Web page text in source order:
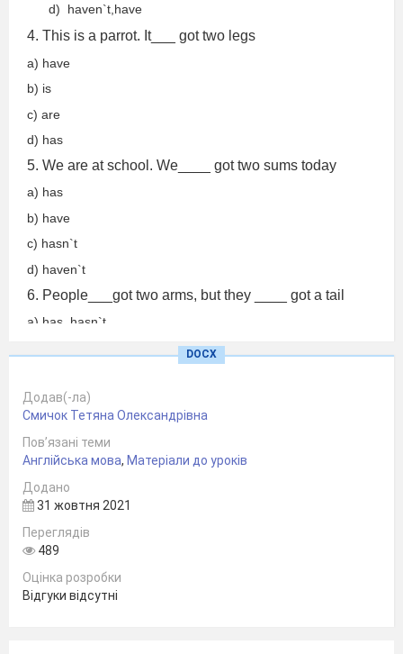
d)
haven`t,have
4. This is a parrot. It___ got two legs
a) have
b) is
c) are
d) has
5. We are at school. We____ got two sums today
a) has
b) have
c) hasn`t
d) haven`t
6. People___got two arms, but they ____ got a tail
a) has, hasn`t
d) has, haven`t
DOCX
Додав(-ла)
Смичок Тетяна Олександрівна
Пов’язані теми
Англійська мова, Матеріали до уроків
Додано
31 жовтня 2021
Переглядів
489
Оцінка розробки
Відгуки відсутні